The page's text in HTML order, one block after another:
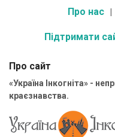
Про нас
Підтримати
Про сайт
«Україна Інкогніта» -
краєзнавства.